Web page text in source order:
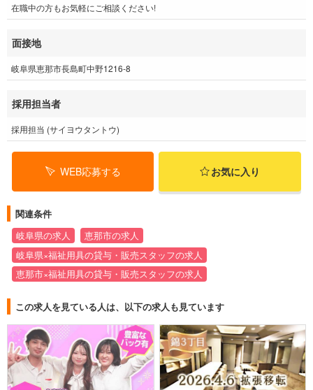
在職中の方もお気軽にご相談ください!
面接地
岐阜県恵那市長島町中野1216-8
採用担当者
採用担当 (サイヨウタントウ)
WEB応募する お気に入り
関連条件
岐阜県の求人
恵那市の求人
岐阜県×福祉用具の貸与・販売スタッフの求人
恵那市×福祉用具の貸与・販売スタッフの求人
この求人を見ている人は、以下の求人も見ています